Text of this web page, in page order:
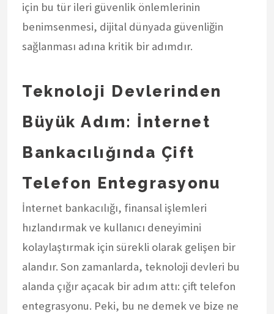
için bu tür ileri güvenlik önlemlerinin
benimsenmesi, dijital dünyada güvenliğin
sağlanması adına kritik bir adımdır.
Teknoloji Devlerinden
Büyük Adım: İnternet
Bankacılığında Çift
Telefon Entegrasyonu
İnternet bankacılığı, finansal işlemleri
hızlandırmak ve kullanıcı deneyimini
kolaylaştırmak için sürekli olarak gelişen bir
alandır. Son zamanlarda, teknoloji devleri bu
alanda çığır açacak bir adım attı: çift telefon
entegrasyonu. Peki, bu ne demek ve bize ne